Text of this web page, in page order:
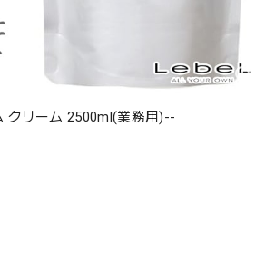
クリーム 2500ml(業務用)--